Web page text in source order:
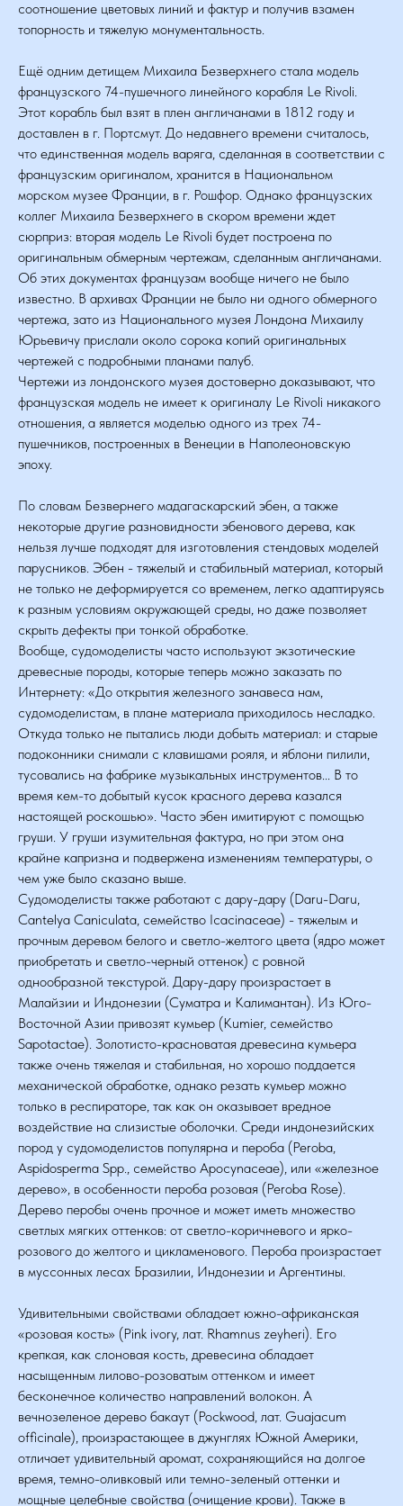
соотношение цветовых линий и фактур и получив взамен
топорность и тяжелую монументальность.
Ещё одним детищем Михаила Безверхнего стала модель
французского 74-пушечного линейного корабля Le Rivoli.
Этот корабль был взят в плен англичанами в 1812 году и
доставлен в г. Портсмут. До недавнего времени считалось,
что единственная модель варяга, сделанная в соответствии с
французским оригиналом, хранится в Национальном
морском музее Франции, в г. Рошфор. Однако французских
коллег Михаила Безверхнего в скором времени ждет
сюрприз: вторая модель Le Rivoli будет построена по
оригинальным обмерным чертежам, сделанным англичанами.
Об этих документах французам вообще ничего не было
известно. В архивах Франции не было ни одного обмерного
чертежа, зато из Национального музея Лондона Михаилу
Юрьевичу прислали около сорока копий оригинальных
чертежей с подробными планами палуб.
Чертежи из лондонского музея достоверно доказывают, что
французская модель не имеет к оригиналу Le Rivoli никакого
отношения, а является моделью одного из трех 74-
пушечников, построенных в Венеции в Наполеоновскую
эпоху.
По словам Безвернего мадагаскарский эбен, а также
некоторые другие разновидности эбенового дерева, как
нельзя лучше подходят для изготовления стендовых моделей
парусников. Эбен - тяжелый и стабильный материал, который
не только не деформируется со временем, легко адаптируясь
к разным условиям окружающей среды, но даже позволяет
скрыть дефекты при тонкой обработке.
Вообще, судомоделисты часто используют экзотические
древесные породы, которые теперь можно заказать по
Интернету: «До открытия железного занавеса нам,
судомоделистам, в плане материала приходилось несладко.
Откуда только не пытались люди добыть материал: и старые
подоконники снимали с клавишами рояля, и яблони пилили,
тусовались на фабрике музыкальных инструментов... В то
время кем-то добытый кусок красного дерева казался
настоящей роскошью». Часто эбен имитируют с помощью
груши. У груши изумительная фактура, но при этом она
крайне капризна и подвержена изменениям температуры, о
чем уже было сказано выше.
Судомоделисты также работают с дару-дару (Daru-Daru,
Cantelya Caniculata, семейство Icacinaceae) - тяжелым и
прочным деревом белого и светло-желтого цвета (ядро может
приобретать и светло-черный оттенок) с ровной
однообразной текстурой. Дару-дару произрастает в
Малайзии и Индонезии (Суматра и Калимантан). Из Юго-
Восточной Азии привозят кумьер (Kumier, семейство
Sapotactae). Золотисто-красноватая древесина кумьера
также очень тяжелая и стабильная, но хорошо поддается
механической обработке, однако резать кумьер можно
только в респираторе, так как он оказывает вредное
воздействие на слизистые оболочки. Среди индонезийских
пород у судомоделистов популярна и пероба (Peroba,
Aspidosperma Spp., семейство Apocynaceae), или «железное
дерево», в особенности пероба розовая (Peroba Rose).
Дерево перобы очень прочное и может иметь множество
светлых мягких оттенков: от светло-коричневого и ярко-
розового до желтого и цикламенового. Пероба произрастает
в муссонных лесах Бразилии, Индонезии и Аргентины.
Удивительными свойствами обладает южно-африканская
«розовая кость» (Pink ivory, лат. Rhamnus zeyheri). Его
крепкая, как слоновая кость, древесина обладает
насыщенным лилово-розоватым оттенком и имеет
бесконечное количество направлений волокон. А
вечнозеленое дерево бакаут (Pockwood, лат. Guajacum
officinale), произрастающее в джунглях Южной Америки,
отличает удивительный аромат, сохраняющийся на долгое
время, темно-оливковый или темно-зеленый оттенки и
мощные целебные свойства (очищение крови). Также в